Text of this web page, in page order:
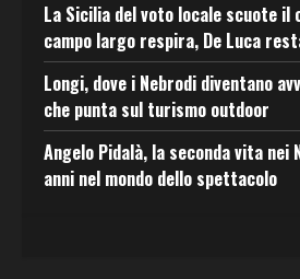
La Sicilia del voto locale scuote
campo largo respira, De Luca
Longi, dove i Nebrodi diventano
che punta sul turismo outdoor
Angelo Pidalà, la seconda vita nei
anni nel mondo dello spettacolo